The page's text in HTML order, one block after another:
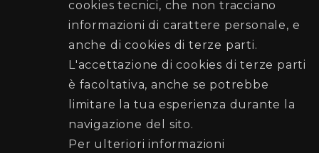
Stazione Centrale)
elettorato@cert.comune.palermo.it
Telefono: 091 7403707 091 7403797
Seguici su
cookies tecnici, che non tracciano
informazioni di carattere personale, e
anche di cookies di terze parti.
L'accettazione di cookies di terze parti
è facoltativa, anche se potrebbe
limitare la tua esperienza durante la
navigazione del sito.
Per ulteriori informazioni